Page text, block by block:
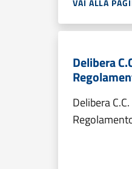
VAI ALLA
Delibera
Delibera